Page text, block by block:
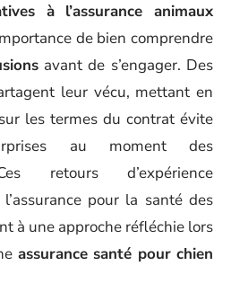
à l’assurance animaux
de bien comprendre
avant de s’engager. Des
leur vécu, mettant en
les termes du contrat évite
au moment des
retours d’expérience
pour la santé des
à une approche réfléchie lors
assurance santé pour chien